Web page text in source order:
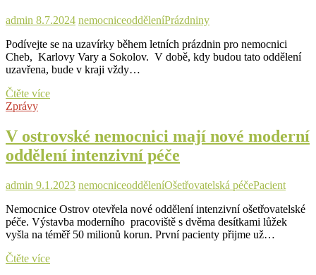
admin 8.7.2024 nemocniceodděleníPrázdniny
Podívejte se na uzavírky během letních prázdnin pro nemocnici
Cheb, Karlovy Vary a Sokolov. V době, kdy budou tato oddělení
uzavřena, bude v kraji vždy…
Čtěte vícePodívejte
uzavírky
během
prázdnin
nemocnice
Cheb,
Karlovy
Vary
a
Zprávy
V ostrovské nemocnici mají nové moderní
oddělení intenzivní péče
admin 9.1.2023 nemocniceodděleníOšetřovatelská péčePacient
Nemocnice Ostrov otevřela nové oddělení intenzivní ošetřovatelské
péče. Výstavba moderního pracoviště s dvěma desítkami lůžek
vyšla na téměř 50 milionů korun. První pacienty přijme už…
Čtěte víceV